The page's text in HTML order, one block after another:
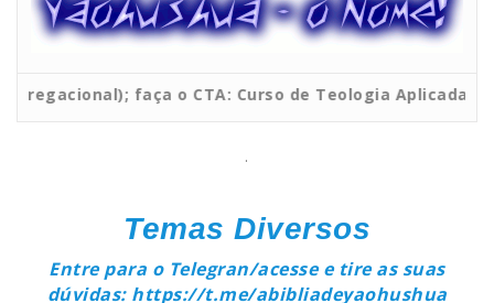
faça o CTA: Curso de Teologia Aplicada – CLIC!
.
Temas Diversos
Entre para o Telegran/acesse e tire as suas
dúvidas: https://t.me/abibliadeyaohushua